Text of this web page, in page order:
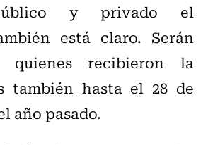
y privado el
está claro. Serán
quienes recibieron la
también hasta el 28 de
año pasado.